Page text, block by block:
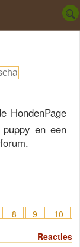
HondenPage
en een
8 9
10
Reacties